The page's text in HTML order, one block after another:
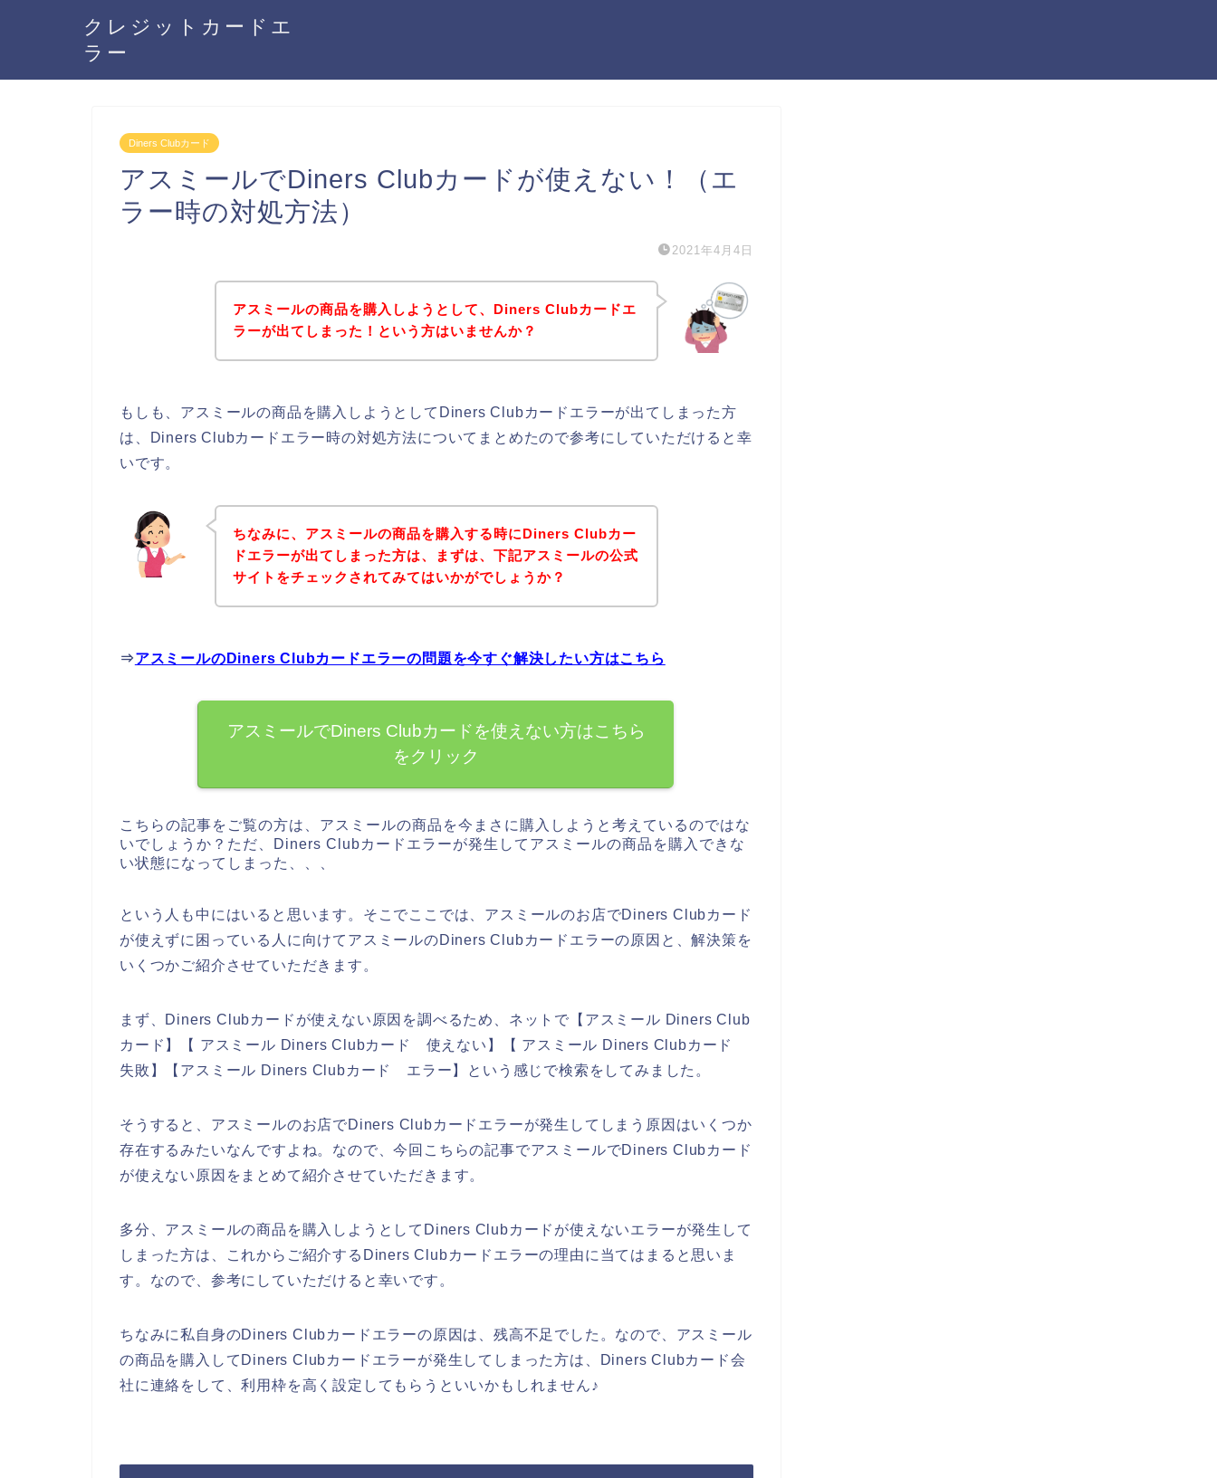
クレジットカードエ
ラー
Diners Clubカード
アスミールでDiners Clubカードが使えない！（エ
ラー時の対処方法）
2021年4月4日
アスミールの商品を購入しようとして、Diners Clubカードエ
ラーが出てしまった！という方はいませんか？
もしも、アスミールの商品を購入しようとしてDiners Clubカードエラーが出てしまった方
は、Diners Clubカードエラー時の対処方法についてまとめたので参考にしていただけると幸
いです。
ちなみに、アスミールの商品を購入する時にDiners Clubカー
ドエラーが出てしまった方は、まずは、下記アスミールの公式
サイトをチェックされてみてはいかがでしょうか？
⇒アスミールのDiners Clubカードエラーの問題を今すぐ解決したい方はこちら
アスミールでDiners Clubカードを使えない方はこちら
をクリック
こちらの記事をご覧の方は、アスミールの商品を今まさに購入しようと考えているのではな
いでしょうか？ただ、Diners Clubカードエラーが発生してアスミールの商品を購入できな
い状態になってしまった、、、
という人も中にはいると思います。そこでここでは、アスミールのお店でDiners Clubカード
が使えずに困っている人に向けてアスミールのDiners Clubカードエラーの原因と、解決策を
いくつかご紹介させていただきます。
まず、Diners Clubカードが使えない原因を調べるため、ネットで【アスミール Diners Club
カード】【 アスミール Diners Clubカード 使えない】【 アスミール Diners Clubカード
失敗】【アスミール Diners Clubカード エラー】という感じで検索をしてみました。
そうすると、アスミールのお店でDiners Clubカードエラーが発生してしまう原因はいくつか
存在するみたいなんですよね。なので、今回こちらの記事でアスミールでDiners Clubカード
が使えない原因をまとめて紹介させていただきます。
多分、アスミールの商品を購入しようとしてDiners Clubカードが使えないエラーが発生して
しまった方は、これからご紹介するDiners Clubカードエラーの理由に当てはまると思いま
す。なので、参考にしていただけると幸いです。
ちなみに私自身のDiners Clubカードエラーの原因は、残高不足でした。なので、アスミール
の商品を購入してDiners Clubカードエラーが発生してしまった方は、Diners Clubカード会
社に連絡をして、利用枠を高く設定してもらうといいかもしれません♪